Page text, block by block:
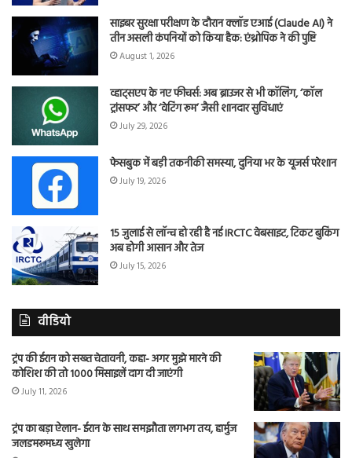
साइबर सुरक्षा परीक्षण के दौरान क्लॉड एआई (Claude AI) ने
तीन असली कंपनियों को किया हैक: एंथ्रोपिक ने की पुष्टि
August 1, 2026
व्हाट्सएप के नए फीचर्स: अब ब्राउजर से भी कॉलिंग, ‘कॉल
ट्रांसफर’ और ‘वेटिंग रूम’ जैसी शानदार सुविधाएं
July 29, 2026
फेसबुक में बड़ी तकनीकी समस्या, दुनिया भर के यूजर्स परेशान
July 19, 2026
15 जुलाई से लॉन्च हो रही है नई IRCTC वेबसाइट, टिकट बुकिंग
अब होगी आसान और तेज
July 15, 2026
वीडियो
ट्रंप की ईरान को सख्त चेतावनी, कहा- अगर मुझे मारने की
कोशिश की तो 1000 मिसाइलें दाग दी जाएंगी
July 11, 2026
ट्रंप का बड़ा ऐलान- ईरान के साथ समझौता लगभग तय, हार्मुज
जलडमरूमध्य खुलेगा